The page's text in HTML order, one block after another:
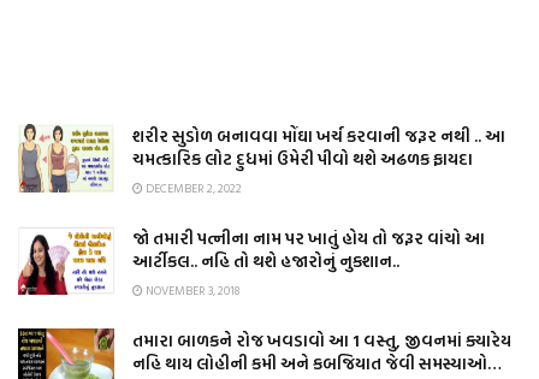
શરીર સુડોળ બનાવવા મોંઘા ખર્ચ કરવાની જરૂર નથી .. આ
ચમત્કારિક લોટ દુધમાં ઉમેરી પીવો થશે અઢળક ફાયદા
DECEMBER 2, 2022
જો તમારી પત્નીના નામ પર ખાતું હોય તો જરૂર વાંચો આ
આર્ટીકલ.. નહિ તો થશે હજારોનું નુકશાન..
NOVEMBER 3, 2018
તમારા બાળકને રોજ ખવડાવો આ 1 વસ્તુ, જીવનમાં ક્યારેય
નહિ થાય લોહીની કમી અને કબજિયાત જેવી સમસ્યાઓ…